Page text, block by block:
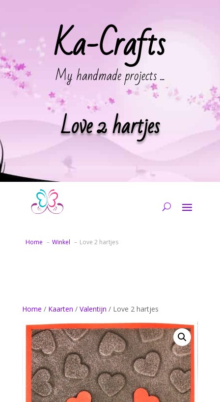
Ka-Crafts
My handmade projects ...
Love 2 hartjes
Home Winkel Love 2 hartjes
Home / Kaarten / Valentijn / Love 2 hartjes